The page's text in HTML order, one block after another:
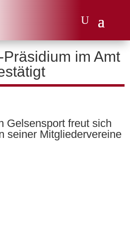
im Amt
Gelsensport freut sich
seiner Mitgliedervereine